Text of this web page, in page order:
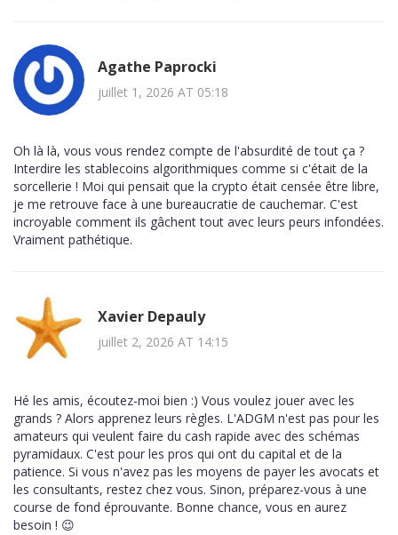
Agathe Paprocki
juillet 1, 2026 AT 05:18
Oh là là, vous vous rendez compte de l'absurdité de tout ça ?
Interdire les stablecoins algorithmiques comme si c'était de la
sorcellerie ! Moi qui pensait que la crypto était censée être libre,
je me retrouve face à une bureaucratie de cauchemar. C'est
incroyable comment ils gâchent tout avec leurs peurs infondées.
Vraiment pathétique.
Xavier Depauly
juillet 2, 2026 AT 14:15
Hé les amis, écoutez-moi bien :) Vous voulez jouer avec les
grands ? Alors apprenez leurs règles. L'ADGM n'est pas pour les
amateurs qui veulent faire du cash rapide avec des schémas
pyramidaux. C'est pour les pros qui ont du capital et de la
patience. Si vous n'avez pas les moyens de payer les avocats et
les consultants, restez chez vous. Sinon, préparez-vous à une
course de fond éprouvante. Bonne chance, vous en aurez
besoin ! 😉